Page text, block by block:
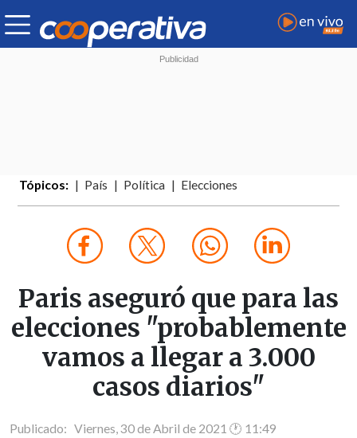
Tópicos: País Política Elecciones
Paris aseguró que para las
elecciones "probablemente
vamos a llegar a 3.000
casos diarios"
Publicado: Viernes, 30 de Abril de 2021 🕐 11:49